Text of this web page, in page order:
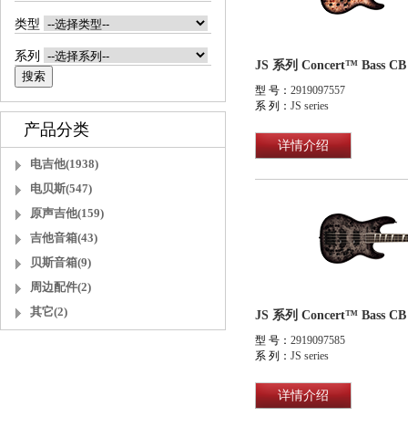
类型
系列
产品分类
电吉他(1938)
电贝斯(547)
原声吉他(159)
吉他音箱(43)
贝斯音箱(9)
周边配件(2)
其它(2)
型 号： 2919097557
系 列： JS series
详情介绍
JS 系列 Concert™ Bass
型 号： 2919097585
系 列： JS series
详情介绍